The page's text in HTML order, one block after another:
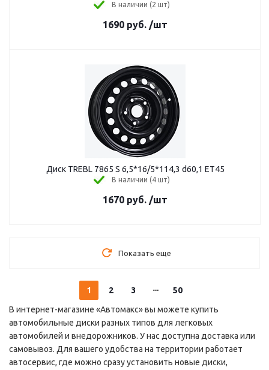
В наличии (2 шт)
1690 руб. /шт
Диск TREBL 7865 S 6,5*16/5*114,3 d60,1 ЕТ45
В наличии (4 шт)
1670 руб. /шт
Показать еще
1 2 3
50
В интернет-магазине «Автомакс» вы можете купить
автомобильные диски разных типов для легковых
автомобилей и внедорожников. У нас доступна доставка или
самовывоз. Для вашего удобства на территории работает
автосервис, где можно сразу установить новые диски,